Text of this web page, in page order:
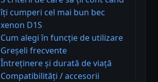
îți cumperi cel mai bun bec
xenon D1S
Cum alegi în funcție de utilizare
Greșeli frecvente
Întreținere și durată de viață
Compatibilități / accesorii